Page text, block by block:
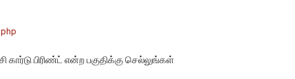
கார்டு பிரிண்ட் என்ற பகுதிக்கு செல்லுங்கள்